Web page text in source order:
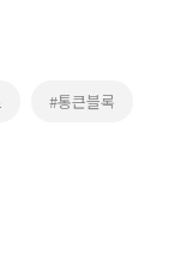
#통큰블록